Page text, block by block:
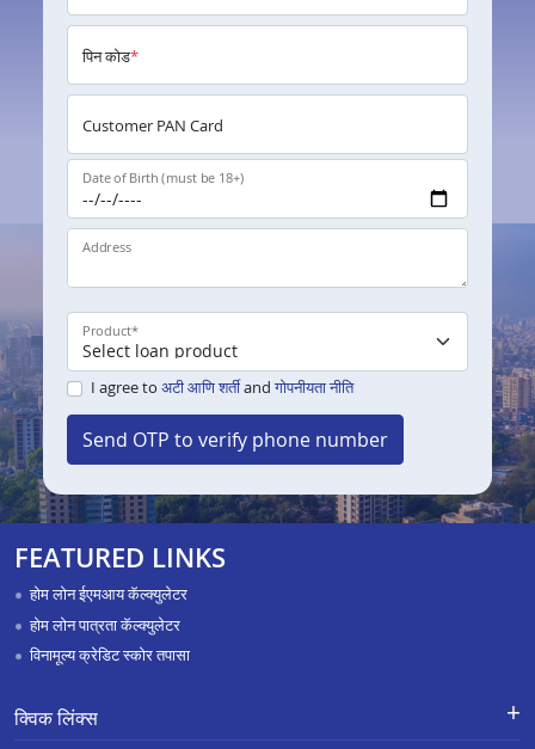
पिन कोड*
Customer PAN Card
Date of Birth (must be 18+)
Address
Product*
I agree to अटी आणि शर्तीand गोपनीयता नीति
Send OTP to verify phone number
FEATURED LINKS
होम लोन ईएमआय कॅल्क्युलेटर
होम लोन पात्रता कॅल्क्युलेटर
विनामूल्य क्रेडिट स्कोर तपासा
क्विक लिंक्स